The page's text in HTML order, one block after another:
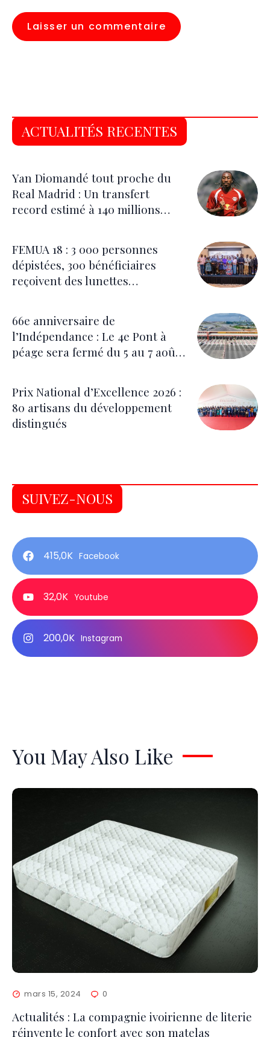
ACTUALITÉS RECENTES
Yan Diomandé tout proche du
Real Madrid : Un transfert
record estimé à 140 millions
FEMUA 18 : 3 000 personnes
dépistées, 300 bénéficiaires
reçoivent des lunettes
66e anniversaire de
l’Indépendance : Le 4e Pont à
péage sera fermé du 5 au 7 août
Prix National d’Excellence 2026 :
80 artisans du développement
distingués
SUIVEZ-NOUS
415,0K Facebook
32,0K Youtube
200,0K Instagram
You May Also Like
mars 15, 2024 0
Actualités : La compagnie ivoirienne de literie
réinvente le confort avec son matelas